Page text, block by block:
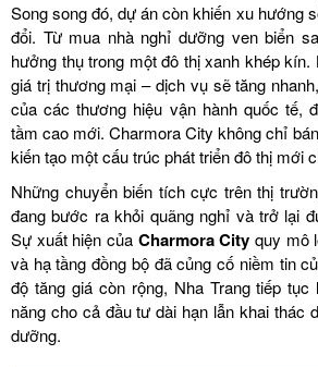
Song song đó, dự án còn khiến xu hướng
đổi. Từ mua nhà nghỉ dưỡng ven biển
hưởng thụ trong một đô thị xanh khép kín.
giá trị thương mại – dịch vụ sẽ tăng
của các thương hiệu vận hành quốc tế,
tầm cao mới. Charmora City không chỉ
kiến tạo một cấu trúc phát triển đô thị mới
Những chuyển biến tích cực trên thị
đang bước ra khỏi quãng nghỉ và trở lại
Sự xuất hiện của Charmora City quy mô
và hạ tầng đồng bộ đã củng cố niềm tin
độ tăng giá còn rộng, Nha Trang tiếp
năng cho cả đầu tư dài hạn lẫn khai thác
dưỡng.